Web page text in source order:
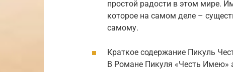
простой радости в этом мире.
которое на самом деле –
самому.
Краткое содержание Пикуль
В Романе Пикуля «Честь Имею»